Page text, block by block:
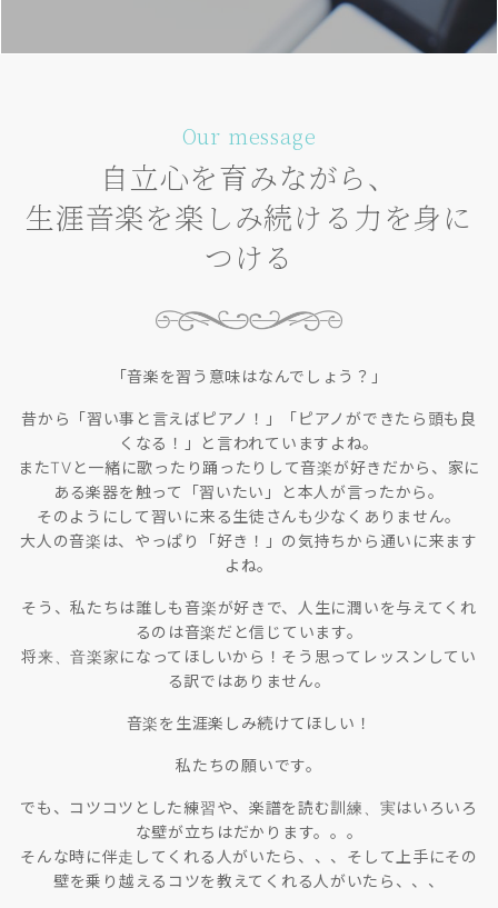
Our message
自立心を育みながら、
生涯音楽を楽しみ続ける力を身に
つける
「音楽を習う意味はなんでしょう？」
昔から「習い事と言えばピアノ！」「ピアノができたら頭も良
くなる！」と言われていますよね。
またTVと一緒に歌ったり踊ったりして音楽が好きだから、家に
ある楽器を触って「習いたい」と本人が言ったから。
そのようにして習いに来る生徒さんも少なくありません。
大人の音楽は、やっぱり「好き！」の気持ちから通いに来ます
よね。
そう、私たちは誰しも音楽が好きで、人生に潤いを与えてくれ
るのは音楽だと信じています。
将来、音楽家になってほしいから！そう思ってレッスンしてい
る訳ではありません。
音楽を生涯楽しみ続けてほしい！
私たちの願いです。
でも、コツコツとした練習や、楽譜を読む訓練、実はいろいろ
な壁が立ちはだかります。。。
そんな時に伴走してくれる人がいたら、、、そして上手にその
壁を乗り越えるコツを教えてくれる人がいたら、、、